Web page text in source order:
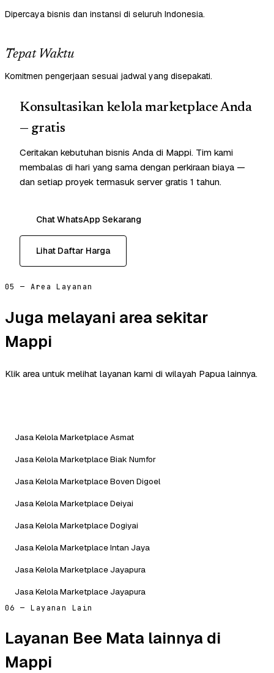
Dipercaya bisnis dan instansi di seluruh Indonesia.
Tepat Waktu
Komitmen pengerjaan sesuai jadwal yang disepakati.
Konsultasikan kelola marketplace Anda
— gratis
Ceritakan kebutuhan bisnis Anda di Mappi. Tim kami
membalas di hari yang sama dengan perkiraan biaya —
dan setiap proyek termasuk server gratis 1 tahun.
Chat WhatsApp Sekarang
Lihat Daftar Harga
05 — Area Layanan
Juga melayani area sekitar
Mappi
Klik area untuk melihat layanan kami di wilayah Papua lainnya.
Jasa Kelola Marketplace Asmat
Jasa Kelola Marketplace Biak Numfor
Jasa Kelola Marketplace Boven Digoel
Jasa Kelola Marketplace Deiyai
Jasa Kelola Marketplace Dogiyai
Jasa Kelola Marketplace Intan Jaya
Jasa Kelola Marketplace Jayapura
Jasa Kelola Marketplace Jayapura
06 — Layanan Lain
Layanan Bee Mata lainnya di
Mappi